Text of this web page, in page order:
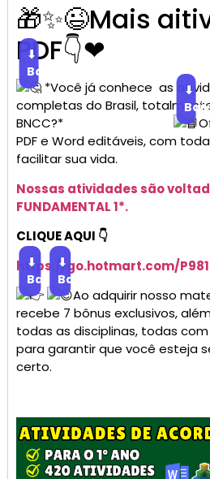
🎁✨😉Mais
PDF👇❤
⬇
Baixar
*Você já conhece as
completas do Brasil,
BNCC?*
⬇
PDF e Word editáveis, com
facilitar sua vida.
Nossas atividades são
FUNDAMENTAL 1*.
CLIQUE AQUI 👇
https://go.hotmart.com/
⬇
Baixar
⬇
Baixar
Ao adquirir nosso
recebe 7 bônus exclusivos,
todas as disciplinas, todas
para garantir que você esteja
certo.